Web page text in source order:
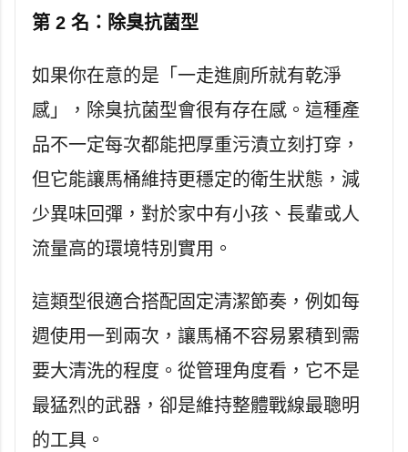
第 2 名：除臭抗菌型
如果你在意的是「一走進廁所就有乾淨
感」，除臭抗菌型會很有存在感。這種產
品不一定每次都能把厚重污漬立刻打穿，
但它能讓馬桶維持更穩定的衛生狀態，減
少異味回彈，對於家中有小孩、長輩或人
流量高的環境特別實用。
這類型很適合搭配固定清潔節奏，例如每
週使用一到兩次，讓馬桶不容易累積到需
要大清洗的程度。從管理角度看，它不是
最猛烈的武器，卻是維持整體戰線最聰明
的工具。